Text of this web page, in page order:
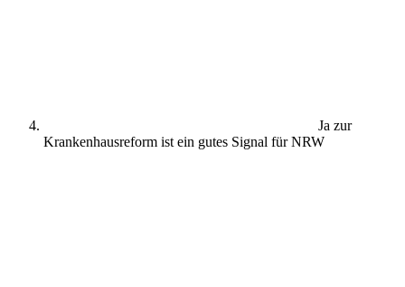
Ja zur
Krankenhausreform ist ein gutes Signal für NRW